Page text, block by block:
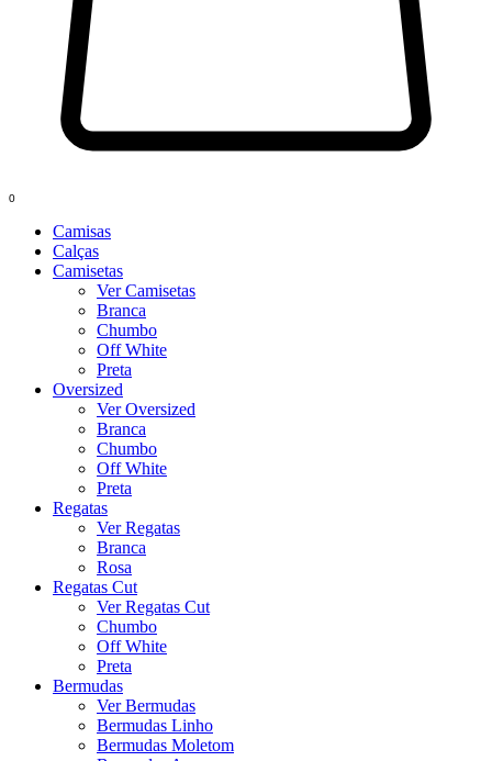
0
Camisas
Calças
Camisetas
Ver Camisetas
Branca
Chumbo
Off White
Preta
Oversized
Ver Oversized
Branca
Chumbo
Off White
Preta
Regatas
Ver Regatas
Branca
Rosa
Regatas Cut
Ver Regatas Cut
Chumbo
Off White
Preta
Bermudas
Ver Bermudas
Bermudas Linho
Bermudas Moletom